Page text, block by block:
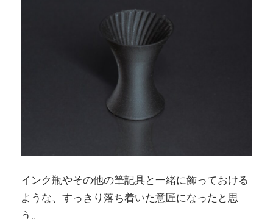
インク瓶やその他の筆記具と一緒に飾っておける
ような、すっきり落ち着いた意匠になったと思
う。